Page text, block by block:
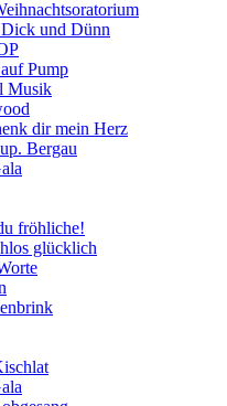
und Dünn
Pump
Musik
dir mein Herz
Bergau
fröhliche!
glücklich